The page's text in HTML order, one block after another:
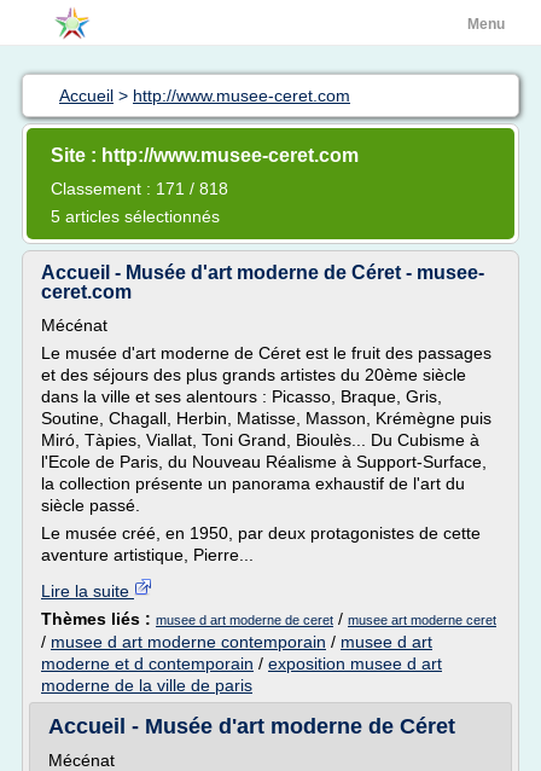
Menu
Accueil > http://www.musee-ceret.com
Site : http://www.musee-ceret.com
Classement : 171 / 818
5 articles sélectionnés
Accueil - Musée d'art moderne de Céret - musee-
ceret.com
Mécénat
Le musée d'art moderne de Céret est le fruit des passages
et des séjours des plus grands artistes du 20ème siècle
dans la ville et ses alentours : Picasso, Braque, Gris,
Soutine, Chagall, Herbin, Matisse, Masson, Krémègne puis
Miró, Tàpies, Viallat, Toni Grand, Bioulès... Du Cubisme à
l'Ecole de Paris, du Nouveau Réalisme à Support-Surface,
la collection présente un panorama exhaustif de l'art du
siècle passé.
Le musée créé, en 1950, par deux protagonistes de cette
aventure artistique, Pierre...
Lire la suite
Thèmes liés : musee d art moderne de ceret / musee art moderne ceret
/ musee d art moderne contemporain / musee d art
moderne et d contemporain / exposition musee d art
moderne de la ville de paris
Accueil - Musée d'art moderne de Céret
Mécénat